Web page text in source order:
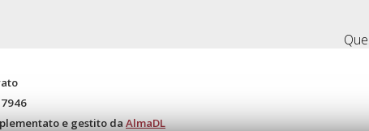
e gestito da AlmaDL